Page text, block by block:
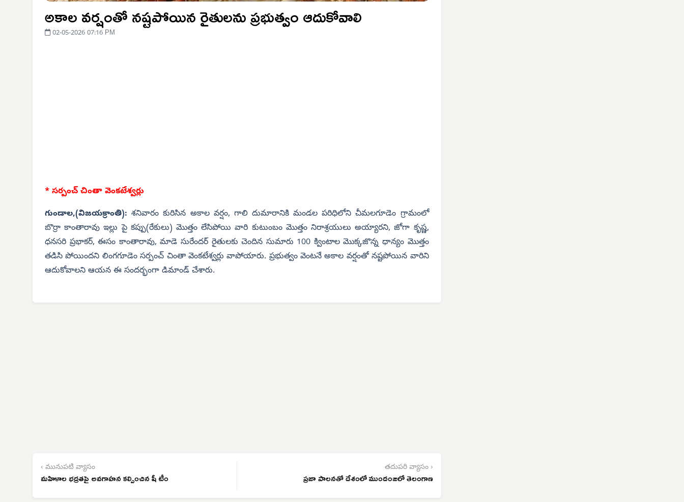
అకాల వర్షంతో నష్టపోయిన రైతులను ప్రభుత్వం ఆదుకోవాలి
02-05-2026 07:16 PM
* సర్పంచ్ చింతా వెంకటేశ్వర్లు
గుండాల,(విజయక్రాంతి):శనివారం కురిసిన అకాల వర్షం, గాలి దుమారానికి మండల పరిధిలోని చీమలగూడెం గ్రామంలో
బొర్రా కాంతారావు ఇల్లు పై కప్పు(రేకులు) మొత్తం లేసిపోయి వారి కుటుంబం మొత్తం నిరాశ్రయులు అయ్యారని, జోగా కృష్ణ,
ధనసరి ప్రభాకర్, ఈసం కాంతారావు, మాడె సురేందర్ రైతులకు చెందిన సుమారు 100 క్వింటాల మొక్కజొన్న ధాన్యం మొత్తం
తడిసి పోయిందని లింగగూడెం సర్పంచ్ చింతా వెంకటేశ్వర్లు వాపోయారు. ప్రభుత్వం వెంటనే అకాల వర్షంతో నష్టపోయిన వారిని
ఆదుకోవాలని ఆయన ఈ సందర్భంగా డిమాండ్ చేశారు.
‹ మునుపటి వ్యాసం
మహిళాల భద్రతపై అవగాహన కల్పించిన షీ టీం
తదుపరి వ్యాసం ›
ప్రజా పాలనతో దేశంలో ముందంజలో తెలంగాణ